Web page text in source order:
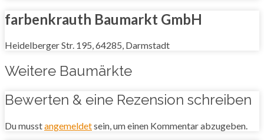
farbenkrauth Baumarkt GmbH
Heidelberger Str. 195, 64285, Darmstadt
Weitere Baumärkte
Bewerten & eine Rezension schreiben
Du musstangemeldetsein, um einen Kommentar abzugeben.